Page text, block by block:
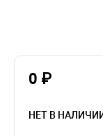
0 ₽
НЕТ В